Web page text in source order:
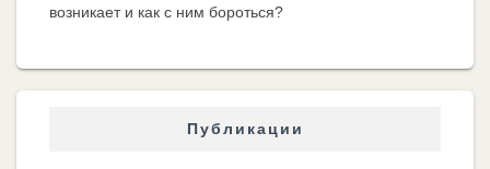
возникает и как с ним бороться?
Публикации